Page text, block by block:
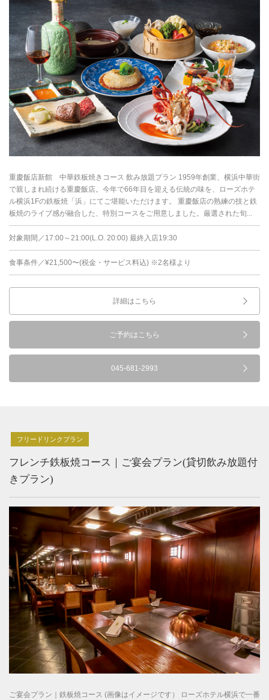
重慶飯店新館 中華鉄板焼きコース 飲み放題プラン 1959年創業、横浜中華街
で親しまれ続ける重慶飯店。今年で66年目を迎える伝統の味を、ローズホテ
ル横浜1Fの鉄板焼「浜」にてご堪能いただけます。 重慶飯店の熟練の技と鉄
板焼のライブ感が融合した、特別コースをご用意しました。厳選された旬...
対象期間／17:00～21:00(L.O. 20:00) 最終入店19:30
食事条件／¥21,500〜(税金・サービス料込) ※2名様より
詳細はこちら
ご予約はこちら
045-681-2993
フリードリンクプラン
フレンチ鉄板焼コース｜ご宴会プラン(貸切飲み放題付
きプラン)
ご宴会プラン｜鉄板焼コース (画像はイメージです） ローズホテル横浜で一番